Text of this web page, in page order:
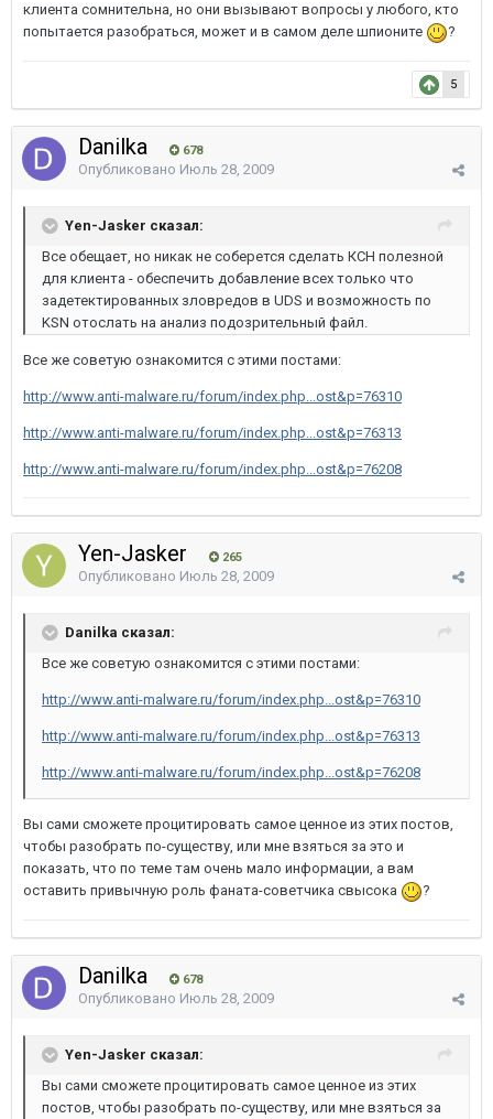
клиента сомнительна, но они вызывают вопросы у любого, кто
попытается разобраться, может и в самом деле шпионите
?
5
Danilka 678
Опубликовано Июль 28, 2009
Yen-Jasker сказал:
Все обещает, но никак не соберется сделать КСН полезной
для клиента - обеспечить добавление всех только что
задетектированных зловредов в UDS и возможность по
KSN отослать на анализ подозрительный файл.
Все же советую ознакомится с этими постами:
http://www.anti-malware.ru/forum/index.php...ost&p=76310
http://www.anti-malware.ru/forum/index.php...ost&p=76313
http://www.anti-malware.ru/forum/index.php...ost&p=76208
Yen-Jasker 265
Опубликовано Июль 28, 2009
Danilka сказал:
Все же советую ознакомится с этими постами:
http://www.anti-malware.ru/forum/index.php...ost&p=76310
http://www.anti-malware.ru/forum/index.php...ost&p=76313
http://www.anti-malware.ru/forum/index.php...ost&p=76208
Вы сами сможете процитировать самое ценное из этих постов,
чтобы разобрать по-существу, или мне взяться за это и
показать, что по теме там очень мало информации, а вам
оставить привычную роль фаната-советчика свысока
?
Danilka 678
Опубликовано Июль 28, 2009
Yen-Jasker сказал:
Вы сами сможете процитировать самое ценное из этих
постов, чтобы разобрать по-существу, или мне взяться за